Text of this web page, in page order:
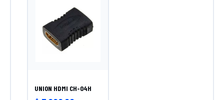
UNION HDMI CH-04H